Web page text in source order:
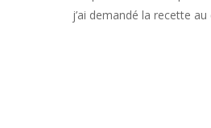
j’ai demandé la recette